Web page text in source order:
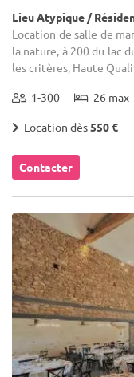
Lieu Atypique /
Location de salle de
la nature, à 200 du lac
les critères, Haute
1-300 26 max
Location dès550 €
Contacter